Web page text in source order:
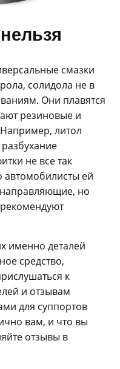
смазки
солидола не в
Они плавятся
резиновые и
литол
не все так
автомобилисты ей
но
именно деталей
средство,
к
и отзывам
для суппортов
вам, и что вы
отзывы в